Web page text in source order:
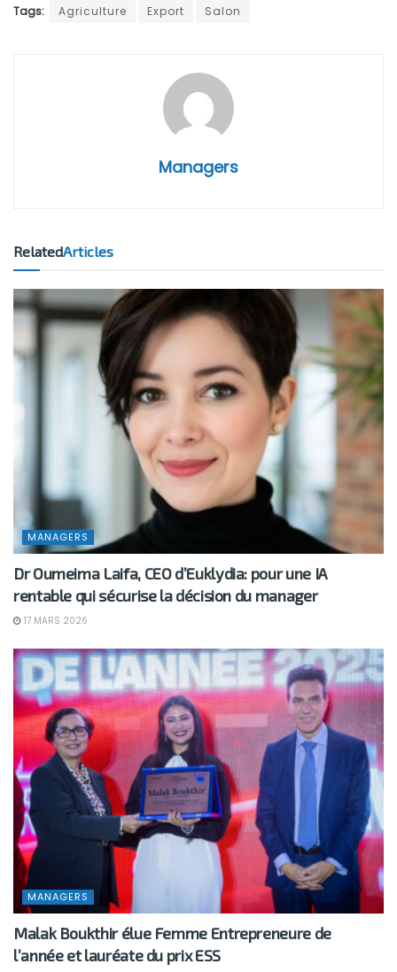
Tags: Agriculture Export Salon
Managers
RelatedArticles
MANAGERS
Dr Oumeima Laifa, CEO d’Euklydia: pour une IA
rentable qui sécurise la décision du manager
17 MARS 2026
MANAGERS
Malak Boukthir élue Femme Entrepreneure de
l’année et lauréate du prix ESS